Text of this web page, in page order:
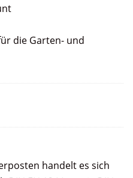
die Garten- und
handelt es sich